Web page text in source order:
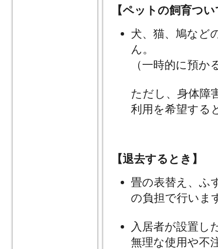
【ペットの飼育つ
犬、猫、鳩など
ん。
（一時的に預
ただし、身体障
利用を希望する
【退去するとき】
畳の表替え、ふ
の負担で行いま
入居者が設置し
無理な使用や不